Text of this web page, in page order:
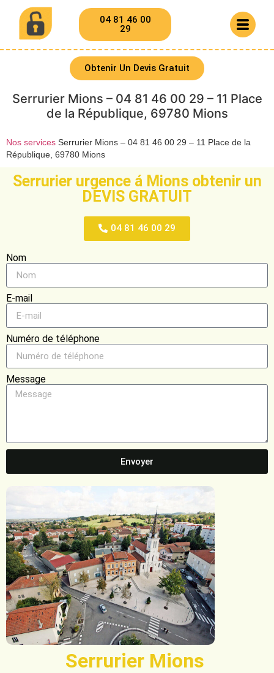
04 81 46 00
29
Obtenir Un Devis Gratuit
Serrurier Mions – 04 81 46 00 29 – 11 Place
de la République, 69780 Mions
Nos services Serrurier Mions – 04 81 46 00 29 – 11 Place de la
République, 69780 Mions
Serrurier urgence á Mions obtenir un
DEVIS GRATUIT
04 81 46 00 29
Nom
E-mail
Numéro de téléphone
Message
Envoyer
Serrurier Mions